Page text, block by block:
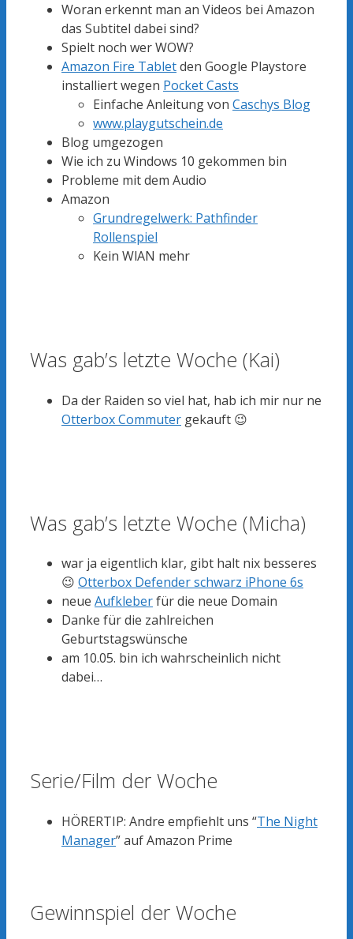
Woran erkennt man an Videos bei Amazon
das Subtitel dabei sind?
Spielt noch wer WOW?
Amazon Fire Tabletden Google Playstore
installiert wegen Pocket Casts
Einfache Anleitung von Caschys Blog
www.playgutschein.de
Blog umgezogen
Wie ich zu Windows 10 gekommen bin
Probleme mit dem Audio
Amazon
Grundregelwerk: Pathfinder
Rollenspiel
Kein WlAN mehr
Was gab’s letzte Woche (Kai)
Da der Raiden so viel hat, hab ich mir nur ne
Otterbox Commuter gekauft 😉
Was gab’s letzte Woche (Micha)
war ja eigentlich klar, gibt halt nix besseres
😉 Otterbox Defender schwarz iPhone 6s
neue Aufkleberfür die neue Domain
Danke für die zahlreichen
Geburtstagswünsche
am 10.05. bin ich wahrscheinlich nicht
dabei…
Serie/Film der Woche
HÖRERTIP: Andre empfiehlt uns “The Night
Manager” auf Amazon Prime
Gewinnspiel der Woche